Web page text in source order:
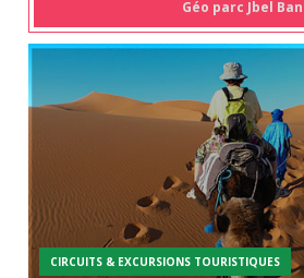
Géo parc Jbel
CIRCUITS & EXCURSIONS TOURISTIQUES